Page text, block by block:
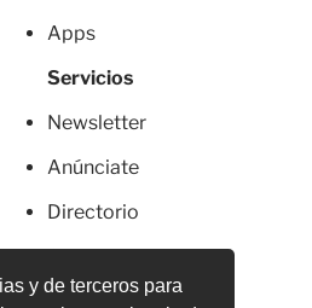
y de terceros para
Apps
Servicios
Newsletter
Anúnciate
Directorio
Suscripciones